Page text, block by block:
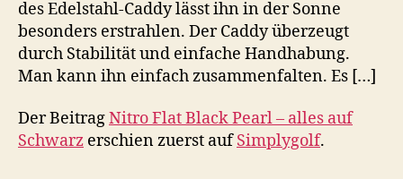
des Edelstahl-Caddy lässt ihn in der Sonne
besonders erstrahlen. Der Caddy überzeugt
durch Stabilität und einfache Handhabung.
Man kann ihn einfach zusammenfalten. Es […]
Der BeitragNitro Flat Black Pearl – alles auf
Schwarz erschien zuerst aufSimplygolf.